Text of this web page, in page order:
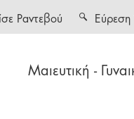
Μαιευτική -
Ραντεβού Εύρεση